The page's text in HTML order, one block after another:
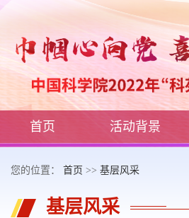
首页 活动背景
您的位置： 首页 >> 基层风采
基层风采